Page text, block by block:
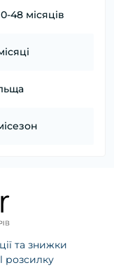
0-48 місяців
та знижки
розсилку